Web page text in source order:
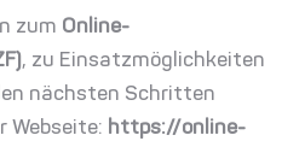
zum Online-
, zu Einsatzmöglichkeiten
nächsten Schritten
Webseite: https://online-